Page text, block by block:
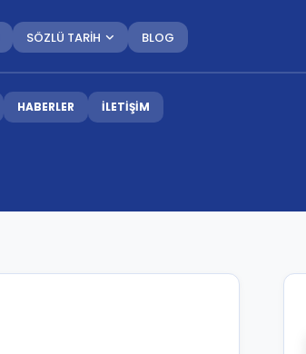
SÖZLÜ TARİH BLOG
HABERLER İLETİŞİM